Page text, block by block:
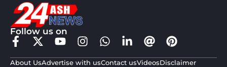
Follow us on
About UsAdvertise with usContact usVideosDisclaimer